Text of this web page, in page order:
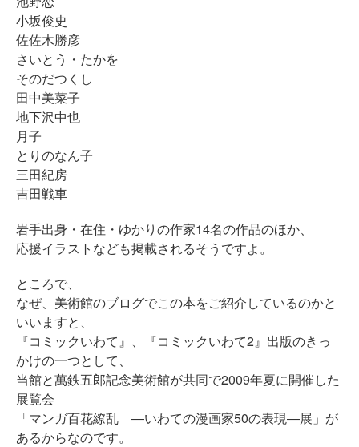
小坂俊史
佐佐木勝彦
さいとう・たかを
そのだつくし
田中美菜子
地下沢中也
月子
とりのなん子
三田紀房
吉田戦車
岩手出身・在住・ゆかりの作家14名の作品のほか、
応援イラストなども掲載されるそうですよ。
ところで、
なぜ、美術館のブログでこの本をご紹介しているのかと
いいますと、
『コミックいわて』、『コミックいわて2』出版のきっ
かけの一つとして、
当館と萬鉄五郎記念美術館が共同で2009年夏に開催した
展覧会
「マンガ百花繚乱 ―いわての漫画家50の表現―展」が
あるからなのです。